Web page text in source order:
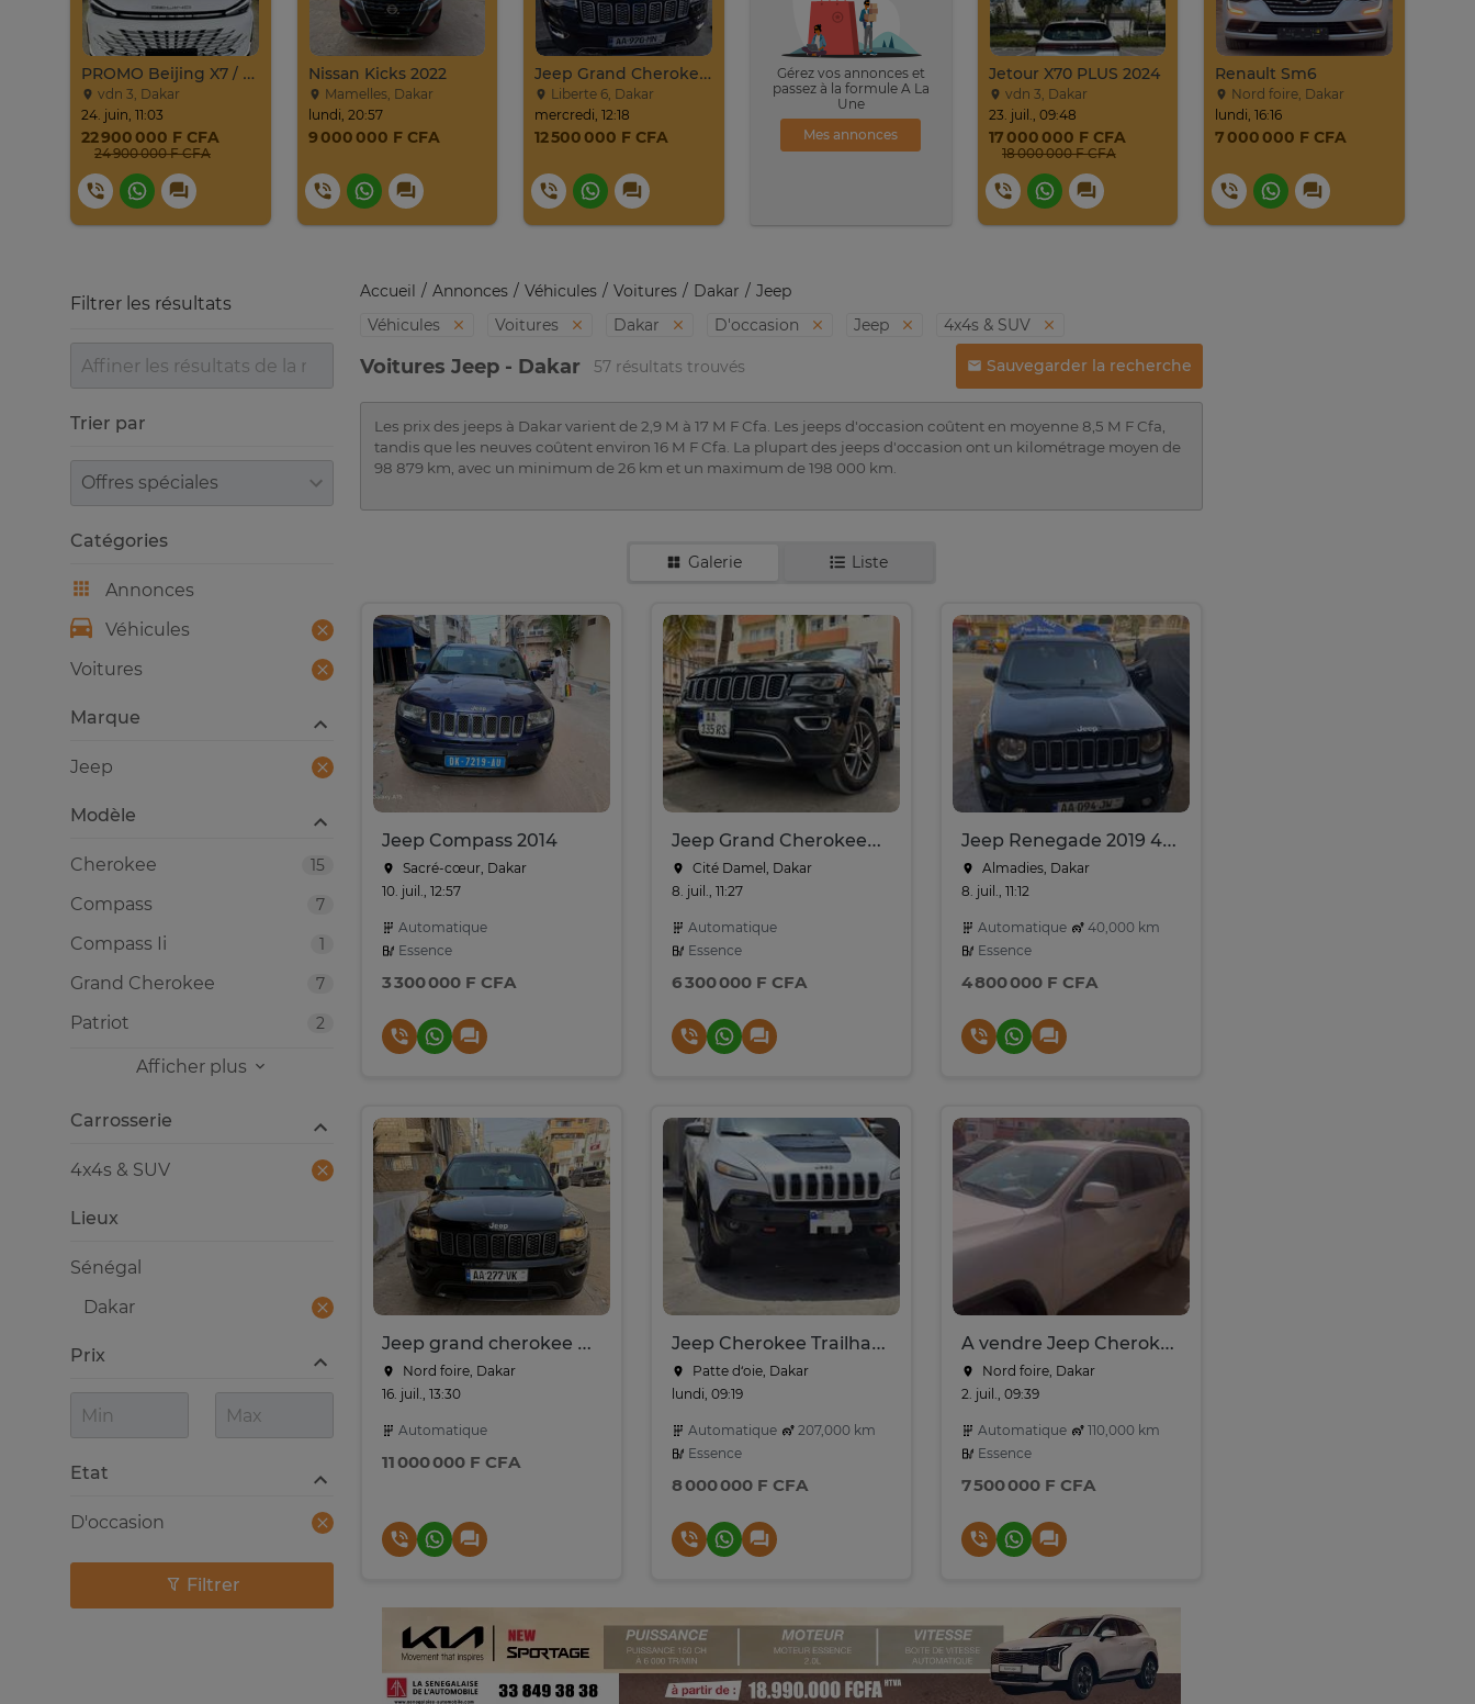
PROMO Beijing X7 / 2025
vdn 3, Dakar
24. juin, 11:03
22 900 000 F CFA
24 900 000 F CFA
Nissan Kicks 2022
Mamelles, Dakar
lundi, 20:57
9 000 000 F CFA
Jeep Grand Cherokee Overland 2019 À Vendre
Liberte 6, Dakar
mercredi, 12:18
12 500 000 F CFA
Gérez vos annonces et
passez à la formule A La
Une
Mes annonces
Jetour X70 PLUS 2024
vdn 3, Dakar
23. juil., 09:48
17 000 000 F CFA
18 000 000 F CFA
Renault Sm6
Nord foire, Dakar
lundi, 16:16
7 000 000 F CFA
Accueil Annonces Véhicules Voitures Dakar
Jeep
Véhicules
Voitures Dakar D'occasion Jeep 4x4s & SUV
Voitures Jeep - Dakar 57 résultats trouvés Sauvegarder la recherche
Les prix des jeeps à Dakar varient de 2,9 M à 17 M F Cfa. Les jeeps d'occasion coûtent en moyenne 8,5 M F Cfa,
tandis que les neuves coûtent environ 16 M F Cfa. La plupart des jeeps d'occasion ont un kilométrage moyen de
98 879 km, avec un minimum de 26 km et un maximum de 198 000 km.
Galerie Liste
Jeep Compass 2014
Sacré-cœur, Dakar
10. juil., 12:57
Automatique
Essence
3 300 000 F CFA
Jeep Grand Cherokee🇺🇸
Cité Damel, Dakar
8. juil., 11:27
Automatique
Essence
6 300 000 F CFA
Jeep Renegade 2019 4x4
Almadies, Dakar
8. juil., 11:12
Automatique
40,000 km
Essence
4 800 000 F CFA
Jeep grand cherokee 2018
Nord foire, Dakar
16. juil., 13:30
Automatique
11 000 000 F CFA
Jeep Cherokee Trailhawk 2018
Patte d‘oie, Dakar
lundi, 09:19
Automatique
207,000 km
Essence
8 000 000 F CFA
A vendre Jeep Cherokee
Nord foire, Dakar
2. juil., 09:39
Automatique
110,000 km
Essence
7 500 000 F CFA
Filtrer les résultats
Trier par
Trier par
Catégories
Annonces
Véhicules
Voitures
Lieux
Sénégal
Dakar
Prix
Etat
D'occasion
Marque
Jeep
Modèle
15
Cherokee
7
Compass
1
Compass Ii
7
Grand Cherokee
2
Patriot
Afficher plus
Carrosserie
4x4s & SUV
Filtrer